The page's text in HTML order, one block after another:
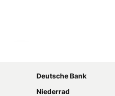
Deutsche Bank
Niederrad